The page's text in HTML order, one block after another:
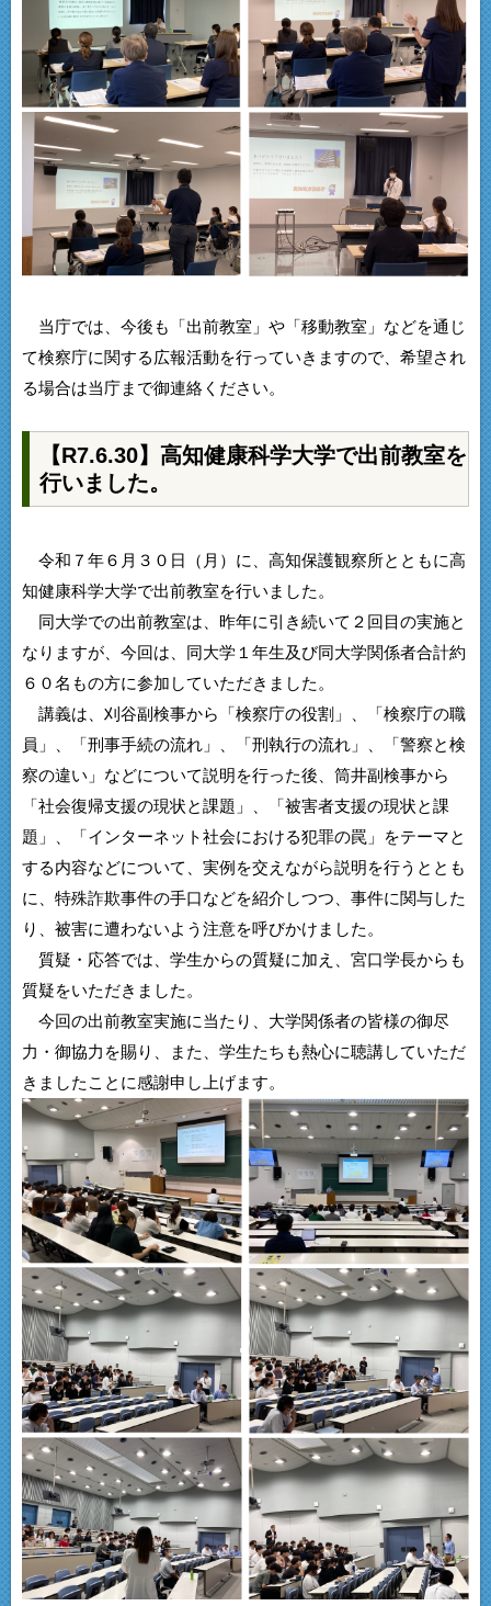
当庁では、今後も「出前教室」や「移動教室」などを通じ
て検察庁に関する広報活動を行っていきますので、希望され
る場合は当庁まで御連絡ください。
【R7.6.30】高知健康科学大学で出前教室を
行いました。
令和７年６月３０日（月）に、高知保護観察所とともに高
知健康科学大学で出前教室を行いました。
同大学での出前教室は、昨年に引き続いて２回目の実施と
なりますが、今回は、同大学１年生及び同大学関係者合計約
６０名もの方に参加していただきました。
講義は、刈谷副検事から「検察庁の役割」、「検察庁の職
員」、「刑事手続の流れ」、「刑執行の流れ」、「警察と検
察の違い」などについて説明を行った後、筒井副検事から
「社会復帰支援の現状と課題」、「被害者支援の現状と課
題」、「インターネット社会における犯罪の罠」をテーマと
する内容などについて、実例を交えながら説明を行うととも
に、特殊詐欺事件の手口などを紹介しつつ、事件に関与した
り、被害に遭わないよう注意を呼びかけました。
質疑・応答では、学生からの質疑に加え、宮口学長からも
質疑をいただきました。
今回の出前教室実施に当たり、大学関係者の皆様の御尽
力・御協力を賜り、また、学生たちも熱心に聴講していただ
きましたことに感謝申し上げます。